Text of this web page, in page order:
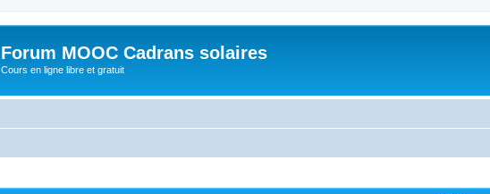
Forum MOOC Cadrans solaires
Cours en ligne libre et gratuit